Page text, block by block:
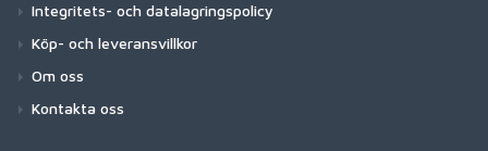
Integritets- och datalagringspolicy
Köp- och leveransvillkor
Om oss
Kontakta oss